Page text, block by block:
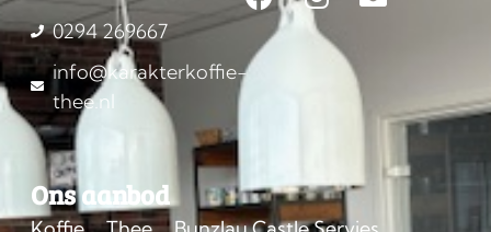
0294 269667
info@karakterkoffie-
thee.nl
Ons aanbod